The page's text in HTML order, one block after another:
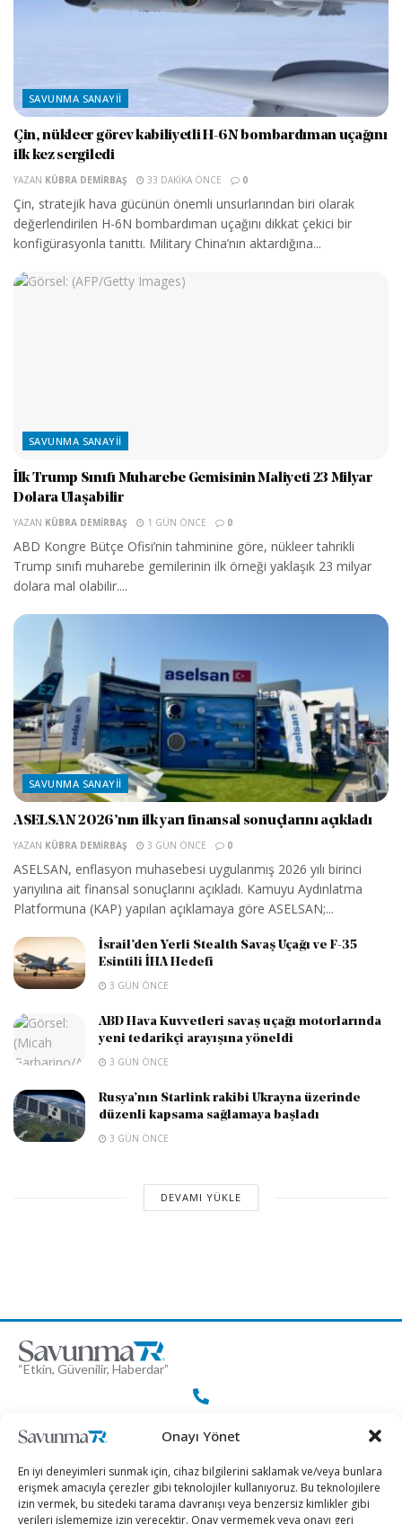
Onayı Yönet
En iyi deneyimleri sunmak için, cihaz bilgilerini saklamak ve/veya bunlara
erişmek amacıyla çerezler gibi teknolojiler kullanıyoruz. Bu teknolojilere
izin vermek, bu sitedeki tarama davranışı veya benzersiz kimlikler gibi
verileri işlememize izin verecektir. Onay vermemek veya onayı geri
SAVUNMA SANAYII
Çin, nükleer görev kabiliyetli H-6N bombardıman uçağını
ilk kez sergiledi
YAZAN KÜBRA DEMIRBAŞ 33 DAKIKA ÖNCE 0
Çin, stratejik hava gücünün önemli unsurlarından biri olarak
değerlendirilen H-6N bombardıman uçağını dikkat çekici bir
konfigürasyonla tanıttı. Military China’nın aktardığına...
SAVUNMA SANAYII
İlk Trump Sınıfı Muharebe Gemisinin Maliyeti 23 Milyar
Dolara Ulaşabilir
YAZAN KÜBRA DEMIRBAŞ 1 GÜN ÖNCE 0
ABD Kongre Bütçe Ofisi’nin tahminine göre, nükleer tahrikli
Trump sınıfı muharebe gemilerinin ilk örneği yaklaşık 23 milyar
dolara mal olabilir....
SAVUNMA SANAYII
ASELSAN 2026’nın ilk yarı finansal sonuçlarını açıkladı
YAZAN KÜBRA DEMIRBAŞ 3 GÜN ÖNCE 0
ASELSAN, enflasyon muhasebesi uygulanmış 2026 yılı birinci
yarıyılına ait finansal sonuçlarını açıkladı. Kamuyu Aydınlatma
Platformuna (KAP) yapılan açıklamaya göre ASELSAN;...
İsrail’den Yerli Stealth Savaş Uçağı ve F-35
Esintili İHA Hedefi
3 GÜN ÖNCE
ABD Hava Kuvvetleri savaş uçağı motorlarında
yeni tedarikçi arayışına yöneldi
3 GÜN ÖNCE
Rusya’nın Starlink rakibi Ukrayna üzerinde
düzenli kapsama sağlamaya başladı
3 GÜN ÖNCE
DEVAMI YÜKLE
“Etkin, Güvenilir, Haberdar”
+90 530 308 17 96
iletisim@savunmatr.com